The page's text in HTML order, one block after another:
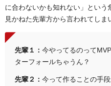
に合わないかも知れない」とい
見かねた先輩方から言われてしま
先輩１： 今やってるのって
ターフォールちゃうん？
先輩２： 今って作ることの手